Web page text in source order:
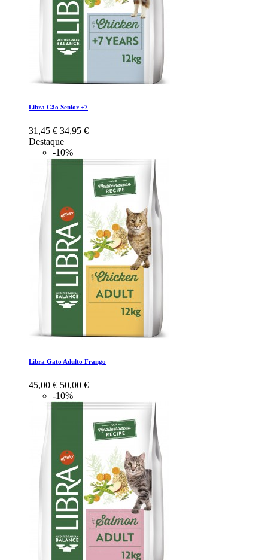
Libra Cão Senior +7
31,45 € 34,95 €
Destaque
-10%
Libra Gato Adulto Frango
45,00 € 50,00 €
-10%